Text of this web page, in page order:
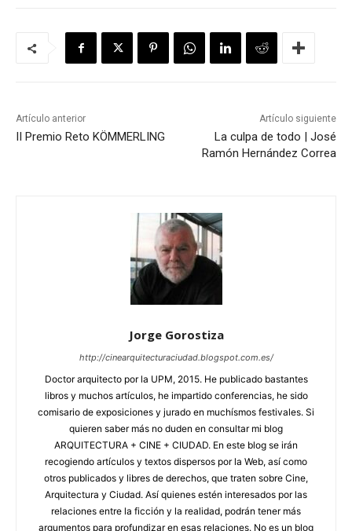
Artículo anterior
II Premio Reto KÖMMERLING
Artículo siguiente
La culpa de todo | José
Ramón Hernández Correa
Jorge Gorostiza
http://cinearquitecturaciudad.blogspot.com.es/
Doctor arquitecto por la UPM, 2015. He publicado bastantes
libros y muchos artículos, he impartido conferencias, he sido
comisario de exposiciones y jurado en muchísmos festivales. Si
quieren saber más no duden en consultar mi blog
ARQUITECTURA + CINE + CIUDAD. En este blog se irán
recogiendo artículos y textos dispersos por la Web, así como
otros publicados y libres de derechos, que traten sobre Cine,
Arquitectura y Ciudad. Así quienes estén interesados por las
relaciones entre la ficción y la realidad, podrán tener más
argumentos para profundizar en esas relaciones. No es un blog